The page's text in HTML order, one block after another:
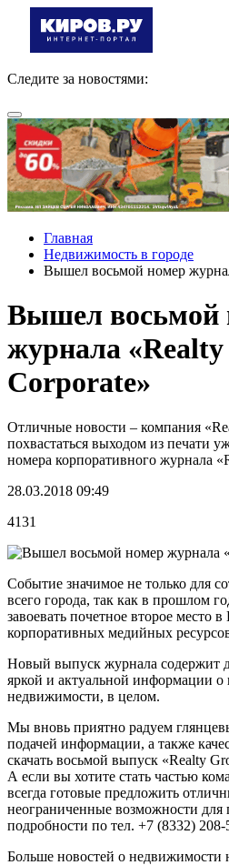
Следите за новостями:
Главная
Недвижимость в городе
Вышел восьмой номер
Вышел восьмой
журнала
Corporate»
Отличные новости – компания
похвастаться выходом из печати
номера корпоративного журнала
28.03.2018 09:49
4131
Событие значимое не только для
всего города, так как в прошлом
завоевать почетное второе место
корпоративных медийных
Новый выпуск журнала содержит
яркой и актуальной информации
недвижимости, в целом.
Мы вновь приятно радуем
подачей информации, а также
скачать восьмой выпуск «Realty
А если вы хотите стать частью
всегда готовые предложить
неограниченные возможности для
подробности по тел. +7 (8332) 208-
Больше новостей о недвижимости